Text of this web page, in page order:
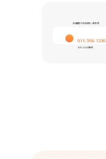
お電話でのお問い合わせ
011-598-1230
9:00-24:00受付